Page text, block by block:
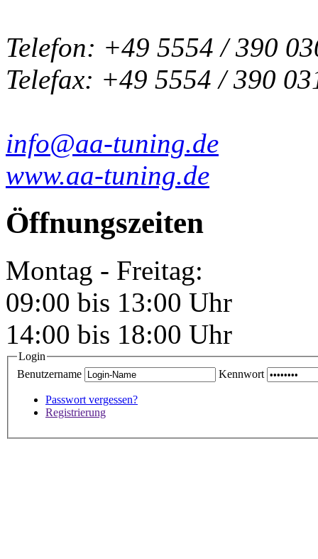
Telefon: +49 5554 / 390
Telefax: +49 5554 / 390
info@aa-tuning.de
www.aa-tuning.de
Öffnungszeiten
Montag - Freitag:
09:00 bis 13:00 Uhr
14:00 bis 18:00 Uhr
Login
Benutzername
Kennwort
Passwort vergessen?
Registrierung